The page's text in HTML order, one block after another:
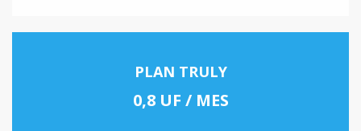
PLAN TRULY
0,8 UF / MES